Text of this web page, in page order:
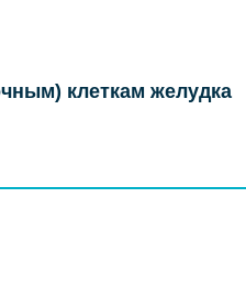
клеткам желудка